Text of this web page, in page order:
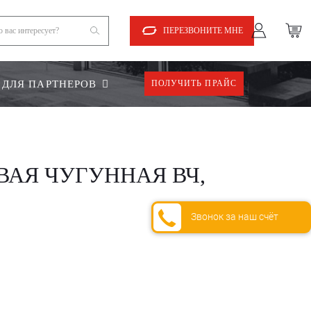
ПЕРЕЗВОНИТЕ МНЕ
ДЛЯ ПАРТНЕРОВ ПОЛУЧИТЬ ПРАЙС
ЧУГУННАЯ ВЧ,
Звонок за наш счёт